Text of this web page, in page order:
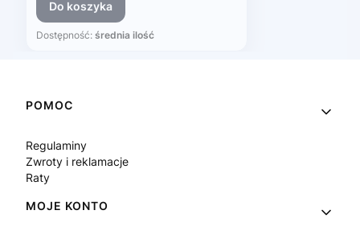
Do koszyka
Dostępność: średnia ilość
Linki w stopce
POMOC
Regulaminy
Zwroty i reklamacje
Raty
MOJE KONTO